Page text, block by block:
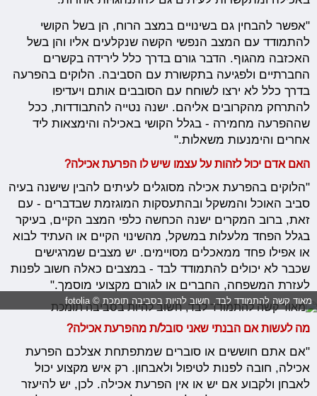
"אפשר להבחין גם בשינויים במצב הרוח, הן בשל הקושי
להתמודד עם המצב הנפשי הקשה שנקלעים אליו והן בשל
האכזבה מהגוף. הדבר גורם בדרך כלל לירידה בקשרים
החברתיים ולפגיעה בתקשורת עם הסביבה. הלוקים בהפרעה
בדרך כלל לא ירצו לשוחח עם הסובבים אותם ויעדיפו
להתרחק מהקרובים אליהם. ישנה נטייה להתבודדות, ככל
שההפרעה מחמירה - בגלל הקושי באכילה והימצאות ליד
אחרים והימנעות משאלות."
האם אדם יכול לזהות על עצמו שיש לו הפרעת אכילה?
"הלוקים בהפרעת אכילה מסוגלים לעיתים להבין שישנה בעיה
סביב האוכל והמשקל ובהתעסקות המוגזמת שבדברים - עם
זאת, ברוב המקרים ישנה הכחשה כלפי המצב הקיים, בעיקר
בגלל הפחד מלעלות במשקל, מהשינוי הקיים או העתיד לבוא
או אפילו פחד ממאכלים מסויימים. יש מצבים שמרגישים
שכבר לא יכולים להתמודד לבד - במצבים כאלה חשוב לפנות
לעזרת המשפחה, החברים או לגורם מקצועי מוסמך."
מאוד קשה להתמודד לבד, חשוב להיות בסביבה תומכת © fotolia
מה לעשות אם הבנתי שאני סובל/ת מהפרעת אכילה?
"אם אתם חוששים או סוברים שמתפתחת אצלכם הפרעת
אכילה, חובה לפנות לטיפול ולאבחון. רק איש מקצוע יכול
לאבחן ולקבוע אם יש או אין הפרעת אכילה. לכן, יש להיעזר